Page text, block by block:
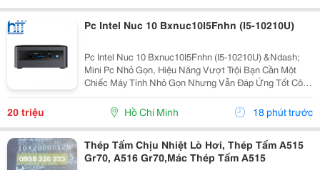
Pc Intel Nuc 10 Bxnuc10I5Fnhn (I5-10210U)
Pc Intel Nuc 10 Bxnuc10I5Fnhn (I5-10210U) &Ndash;
Mini Pc Nhỏ Gọn, Hiệu Năng Vượt Trội Bạn Cần Một
Chiếc Máy Tính Nhỏ Gọn Nhưng Vẫn Đáp Ứng Tốt Công
Việc Văn Phòng, Học Tập Hay Giải Trí? Pc Intel Nuc 10
Bxnuc10I5Fnhn (I5-10210U) Là Lựa Chọn Lý Tưởng...
20 triệu Hồ Chí Minh 18 phút trước
Thép Tấm Chịu Nhiệt Lò Hơi, Thép Tấm A515
Gr70, A516 Gr70,Mác Thép Tấm A515